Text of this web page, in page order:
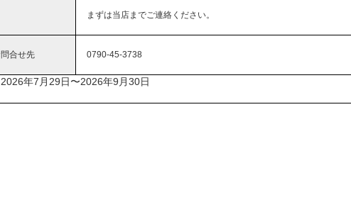
まずは当店までご連絡ください。
合せ先 0790-45-3738
年7月29日〜2026年9月30日